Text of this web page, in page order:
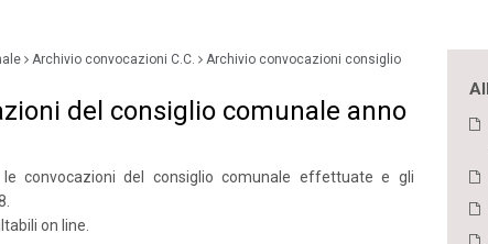
Archivio convocazioni C.C.
Archivio convocazioni consiglio
del consiglio comunale anno
le convocazioni del consiglio comunale effettuate e gli
on line.